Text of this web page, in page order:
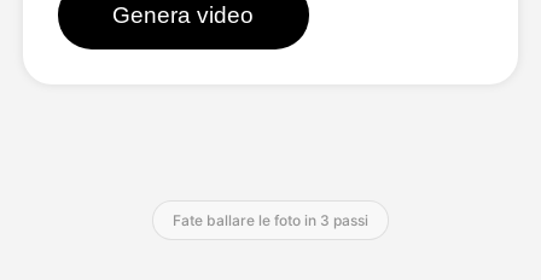
Blog
Genera video
Fate ballare le foto in 3 passi